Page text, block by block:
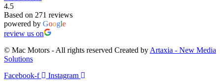
4.5
Based on 271 reviews
powered by Google
review us on
© Mac Motors - All rights reserved Created by Artaxia - New Media
Solutions
Facebook-f
Instagram